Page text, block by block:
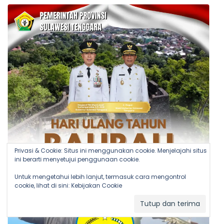
Privasi & Cookie: Situs ini menggunakan cookie. Menjelajahi situs
ini berarti menyetujui penggunaan cookie.
Untuk mengetahui lebih lanjut, termasuk cara mengontrol
cookie, lihat di sini: Kebijakan Cookie